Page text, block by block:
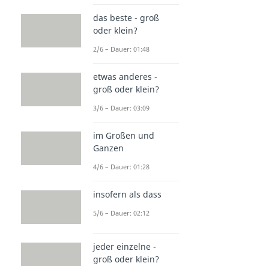
das beste - groß
oder klein?
2/6 – Dauer: 01:48
etwas anderes -
groß oder klein?
3/6 – Dauer: 03:09
im Großen und
Ganzen
4/6 – Dauer: 01:28
insofern als dass
5/6 – Dauer: 02:12
jeder einzelne -
groß oder klein?